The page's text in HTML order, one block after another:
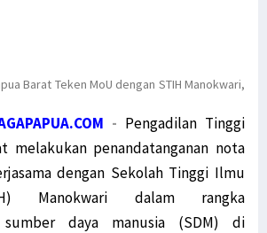
Barat Teken MoU dengan STIH Manokwari,
- Pengadilan Tinggi
melakukan penandatanganan nota
dengan Sekolah Tinggi Ilmu
Manokwari dalam rangka
sumber daya manusia (SDM) di